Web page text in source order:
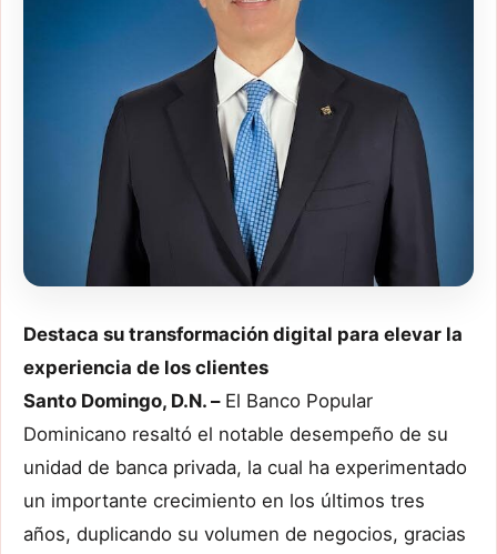
Destaca su transformación digital para elevar la
experiencia de los clientes
Santo Domingo, D.N. –El Banco Popular
Dominicano resaltó el notable desempeño de su
unidad de banca privada, la cual ha experimentado
un importante crecimiento en los últimos tres
años, duplicando su volumen de negocios, gracias